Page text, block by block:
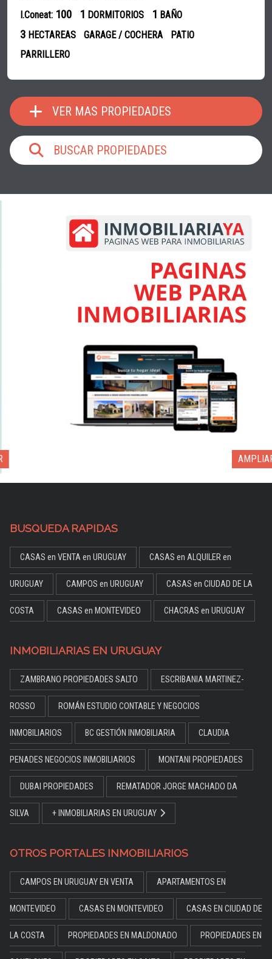
I.Coneat: 100 1 DORMITORIOS 1 BAÑO
3 HECTAREAS GARAGE / COCHERA
PATIO
PARRILLERO
VER MAS PROPIEDADES
BUSCAR PROPIEDADES
AMPLIAR
BUSQUEDA RAPIDAS
CASAS en VENTA en URUGUAY CASAS en ALQUILER en
URUGUAY CAMPOS en URUGUAY CASAS en CIUDAD DE LA
COSTA CASAS en MONTEVIDEO CHACRAS en URUGUAY
INMOBILIARIAS EN URUGUAY
ZAMBRANO PROPIEDADES SALTO ESCRIBANIA MARTINEZ-
ROSSO ROMÁN ESTUDIO CONTABLE Y NEGOCIOS
INMOBILIARIOS BC GESTIÓN INMOBILIARIA CLAUDIA
PENADES NEGOCIOS INMOBILIARIOS MONTANI PROPIEDADES
DUBAI PROPIEDADES REMATADOR JORGE MACHADO DA
SILVA + INMOBILIARIAS EN URUGUAY
OTROS PORTALES INMOBILIARIOS
CAMPOS EN URUGUAY EN VENTA APARTAMENTOS EN
MONTEVIDEO CASAS EN MONTEVIDEO CASAS EN CIUDAD DE
LA COSTA PROPIEDADES EN MALDONADO PROPIEDADES EN